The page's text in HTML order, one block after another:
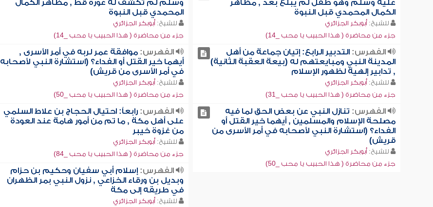
عليه وسلم وهو طفل لم يبلغ بعد , مظاهر
الكمال المحمدي قبل النبوة
للشيخ: أبوبكر الجزائري
جزء من محاضرة ( هذا الحبيب يا محب _14)
وسلم لم تكشف له عورة قط , مظاهر الكمال
المحمدي قبل النبوة
للشيخ: أبوبكر الجزائري
جزء من محاضرة ( هذا الحبيب يا محب _14)
الفهرس:التدبير الرابع: إتيان جماعة من أهل
المدينة النبي ومبايعتهم له (بيعة العقبة الثانية)
, تدابير إلهية لظهور الإسلام
للشيخ: أبوبكر الجزائري
جزء من محاضرة ( هذا الحبيب يا محب _31)
الفهرس: موافقة عمر لربه في أمر الأسرى ,
أيهما خير القتل أو الفداء؟ (استشارة النبي لأصحابه
في أمر الأسرى من قريش)
للشيخ: أبوبكر الجزائري
جزء من محاضرة ( هذا الحبيب يا محب _50)
الفهرس: تنازل النبي عن بعض الحق لما فيه
مصلحة الإسلام والمسلمين , أيهما خير القتل أو
الفداء؟ (استشارة النبي لأصحابه في أمر الأسرى من
قريش)
للشيخ: أبوبكر الجزائري
جزء من محاضرة ( هذا الحبيب يا محب _50)
الفهرس: رابعاً: احتيال الحجاج بن علاط السلمي
على أهل مكة , ما تم من أمور هامة عند العودة
من غزوة خيبر
للشيخ: أبوبكر الجزائري
جزء من محاضرة ( هذا الحبيب يا محب _84)
الفهرس: إسلام أبي سفيان وحكيم بن حزام
وبديل بن ورقاء الخزاعي , نزول النبي بمر الظهران
في طريقه إلى مكة
للشيخ: أبوبكر الجزائري